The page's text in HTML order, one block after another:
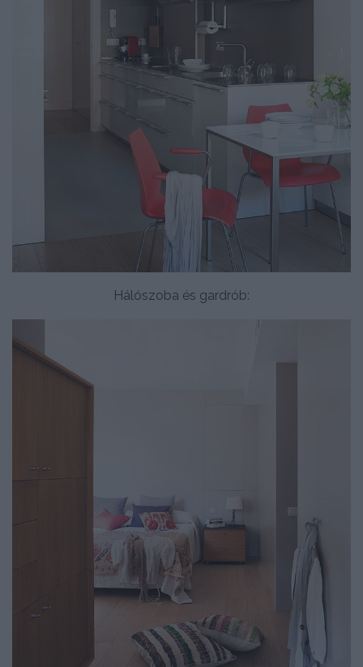
Hálószoba és gardrób: